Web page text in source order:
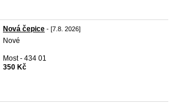
Nová čepice - [7.8. 2026]
Nové
Most - 434 01
350 Kč